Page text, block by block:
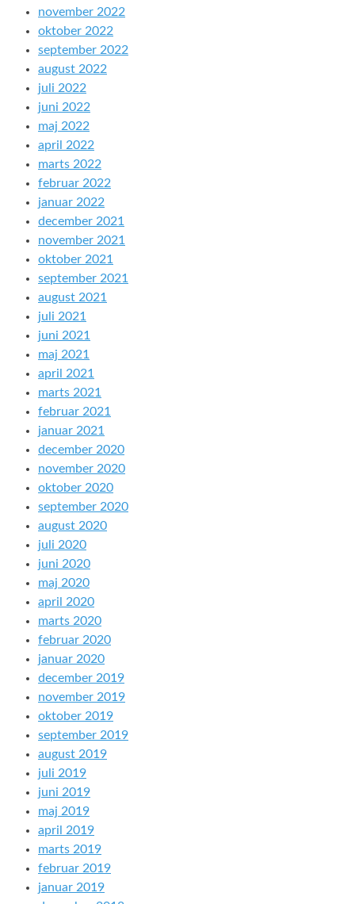
november 2022
oktober 2022
september 2022
august 2022
juli 2022
juni 2022
maj 2022
april 2022
marts 2022
februar 2022
januar 2022
december 2021
november 2021
oktober 2021
september 2021
august 2021
juli 2021
juni 2021
maj 2021
april 2021
marts 2021
februar 2021
januar 2021
december 2020
november 2020
oktober 2020
september 2020
august 2020
juli 2020
juni 2020
maj 2020
april 2020
marts 2020
februar 2020
januar 2020
december 2019
november 2019
oktober 2019
september 2019
august 2019
juli 2019
juni 2019
maj 2019
april 2019
marts 2019
februar 2019
januar 2019